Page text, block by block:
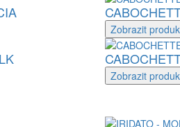
Zobrazit
Zobrazit